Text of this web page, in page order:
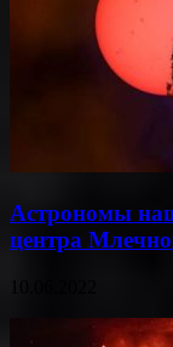
Астрономы
центра